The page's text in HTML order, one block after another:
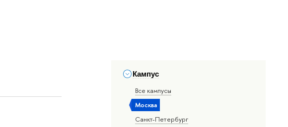
Кампус
Все кампусы
Москва
Санкт-Петербург